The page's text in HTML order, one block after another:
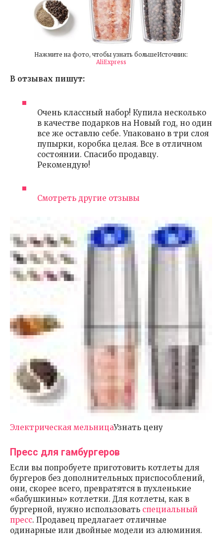
Нажмите на фото, чтобы узнать большеИсточник:
AliExpress
В отзывах пишут:
Очень классный набор! Купила несколько
в качестве подарков на Новый год, но один
все же оставлю себе. Упаковано в три слоя
пупырки, коробка целая. Все в отличном
состоянии. Спасибо продавцу.
Рекомендую!
Смотреть другие отзывы
Электрическая мельницаУзнать цену
Пресс для гамбургеров
Если вы попробуете приготовить котлеты для
бургеров без дополнительных приспособлений,
они, скорее всего, превратятся в пухленькие
«бабушкины» котлетки. Для котлеты, как в
бургерной, нужно использовать специальный
пресс. Продавец предлагает отличные
одинарные или двойные модели из алюминия.